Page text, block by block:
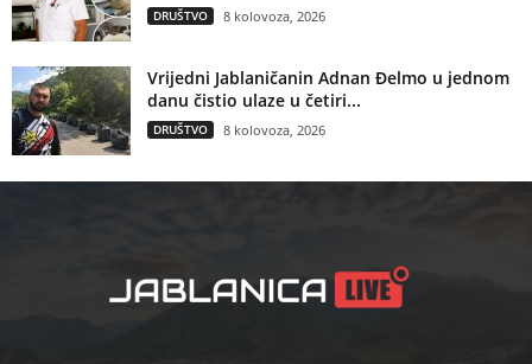
DRUŠTVO 8 kolovoza, 2026
Vrijedni Jablaničanin Adnan Đelmo u jednom
danu čistio ulaze u četiri...
DRUŠTVO 8 kolovoza, 2026